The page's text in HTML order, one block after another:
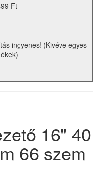
Ft
ingyenes! (Kivéve egyes
16" 40
66 szem